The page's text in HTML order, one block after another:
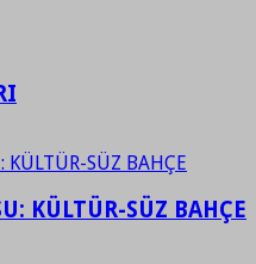
KÜLTÜR-SÜZ BAHÇE